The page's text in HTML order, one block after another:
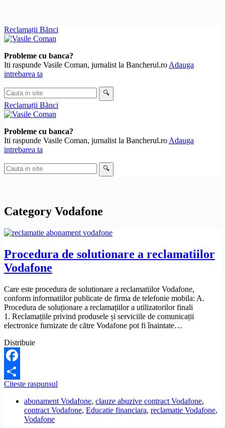
Skip
to
Reclamații Bănci
Probleme cu banca?
Iti raspunde Vasile Coman, jurnalist la Bancherul.ro Adauga
intrebarea ta
Cauta
in
site
🔍
Reclamații Bănci
Probleme cu banca?
Iti raspunde Vasile Coman, jurnalist la Bancherul.ro Adauga
intrebarea ta
Cauta
in
🔍
Category Vodafone
Procedura de solutionare a reclamatiilor
Vodafone
Care este procedura de solutionare a reclamatiilor Vodafone,
conform informatiilor publicate de firma de telefonie mobila: A.
Procedura de soluționare a reclamațiilor a utilizatorilor finali
1. Reclamațiile privind produsele și serviciile de comunicații
electronice furnizate de către Vodafone pot fi înaintate…
Distribuie
Facebook
Share
Citeste raspunsul
solutionare
a
abonament Vodafone, clauze abuzive contract Vodafone,
contract Vodafone, Educatie financiara, reclamatie Vodafone,
Vodafone